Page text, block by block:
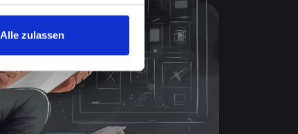
Alle zulassen